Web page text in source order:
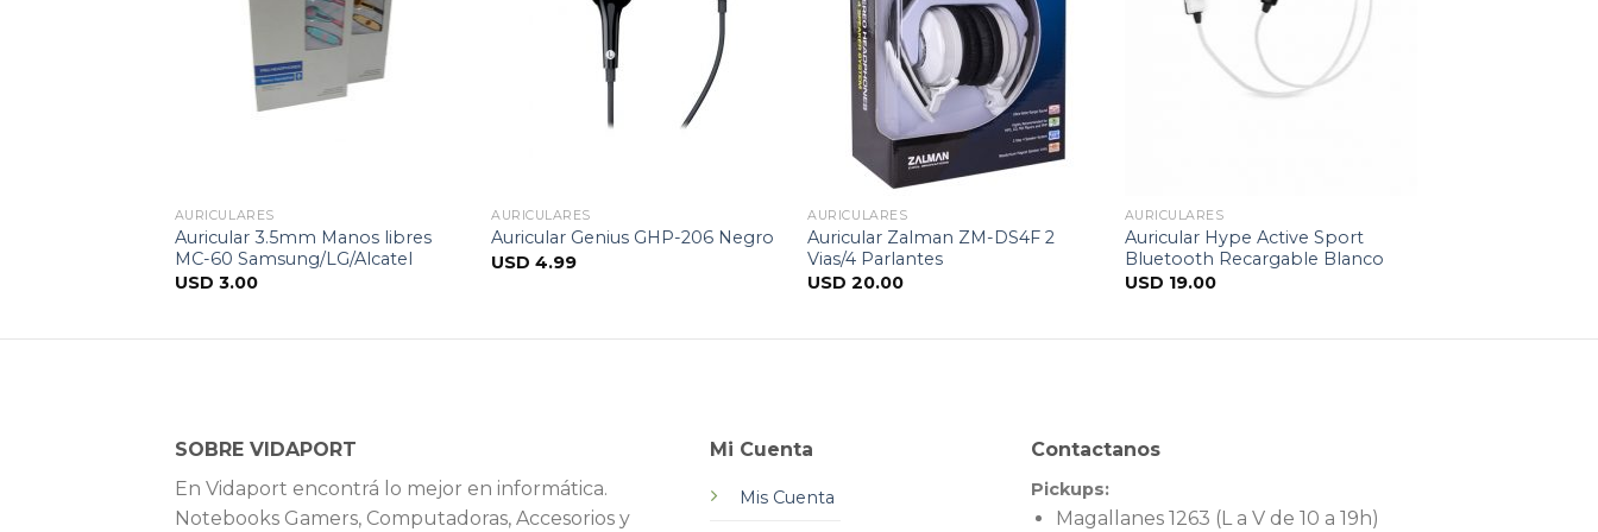
AURICULARES
Auricular 3.5mm Manos libres
MC-60 Samsung/LG/Alcatel
USD 3.00
AURICULARES
Auricular Genius GHP-206 Negro
USD4.99
AURICULARES
Auricular Zalman ZM-DS4F 2
Vias/4 Parlantes
USD20.00
AURICULARES
Auricular Hype Active Sport
Bluetooth Recargable Blanco
USD 19.00
SOBRE VIDAPORT
En Vidaport encontrá lo mejor en informática.
Notebooks Gamers, Computadoras, Accesorios y
Mi Cuenta
Mis Cuenta
Contactanos
Pickups:
Magallanes 1263 (L a V de 10 a 19h)